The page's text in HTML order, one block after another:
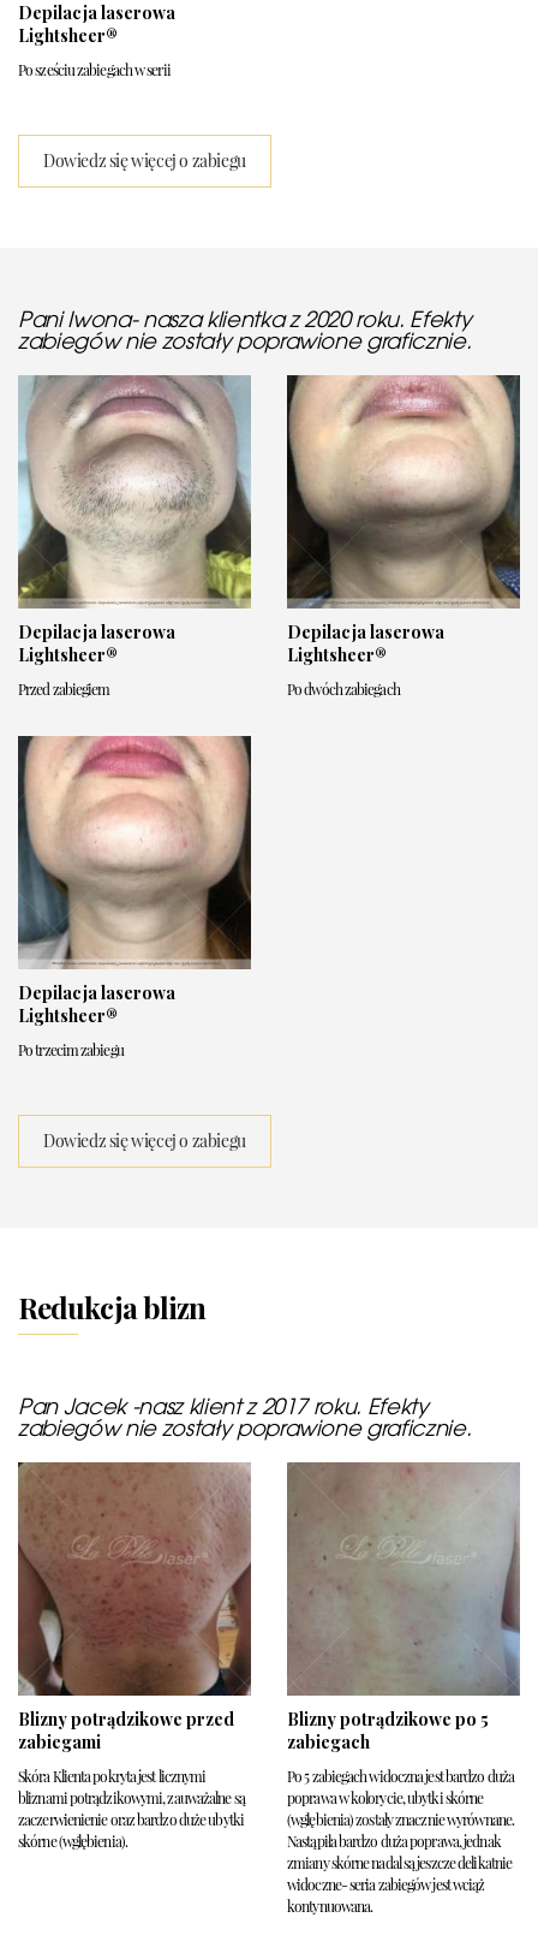
Depilacja laserowa
Lightsheer®
Po sześciu zabiegach w serii
Dowiedz się więcej o zabiegu
Pani Iwona- nasza klientka z 2020 roku. Efekty
zabiegów nie zostały poprawione graficznie.
Depilacja laserowa
Lightsheer®
Przed zabiegiem
Depilacja laserowa
Lightsheer®
Po dwóch zabiegach
Depilacja laserowa
Lightsheer®
Po trzecim zabiegu
Dowiedz się więcej o zabiegu
Redukcja blizn
Pan Jacek -nasz klient z 2017 roku. Efekty
zabiegów nie zostały poprawione graficznie.
Blizny potrądzikowe przed
zabiegami
Skóra Klienta pokryta jest licznymi
bliznami potrądzikowymi, zauważalne są
zaczerwienienie oraz bardzo duże ubytki
skórne (wgłębienia).
Blizny potrądzikowe po 5
zabiegach
Po 5 zabiegach widoczna jest bardzo duża
poprawa w kolorycie, ubytki skórne
(wgłębienia) zostały znacznie wyrównane.
Nastąpiła bardzo duża poprawa, jednak
zmiany skórne nadal są jeszcze delikatnie
widoczne- seria zabiegów jest wciąż
kontynuowana.